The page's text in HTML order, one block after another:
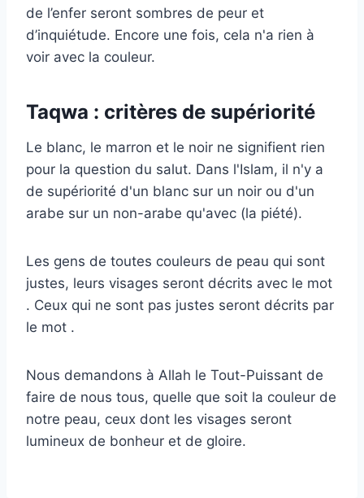
de l’enfer seront sombres de peur et
d’inquiétude. Encore une fois, cela n'a rien à
voir avec la couleur.
Taqwa : critères de supériorité
Le blanc, le marron et le noir ne signifient rien
pour la question du salut. Dans l'Islam, il n'y a
de supériorité d'un blanc sur un noir ou d'un
arabe sur un non-arabe qu'avec (la piété).
Les gens de toutes couleurs de peau qui sont
justes, leurs visages seront décrits avec le mot
. Ceux qui ne sont pas justes seront décrits par
le mot .
Nous demandons à Allah le Tout-Puissant de
faire de nous tous, quelle que soit la couleur de
notre peau, ceux dont les visages seront
lumineux de bonheur et de gloire.